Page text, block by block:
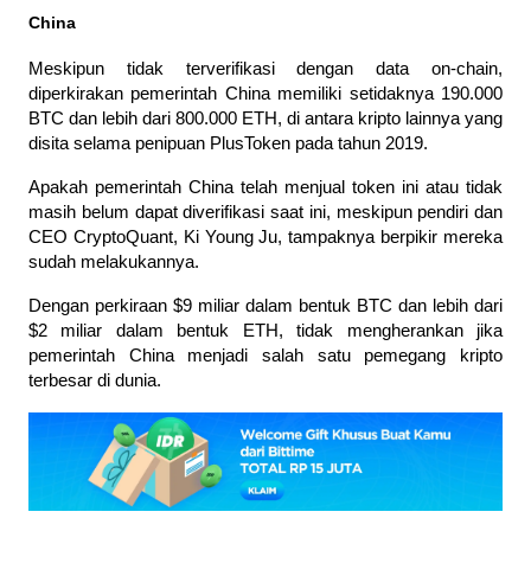
China
Meskipun tidak terverifikasi dengan data on-chain,
diperkirakan pemerintah China memiliki setidaknya 190.000
BTC dan lebih dari 800.000 ETH, di antara kripto lainnya yang
disita selama penipuan PlusToken pada tahun 2019.
Apakah pemerintah China telah menjual token ini atau tidak
masih belum dapat diverifikasi saat ini, meskipun pendiri dan
CEO CryptoQuant, Ki Young Ju, tampaknya berpikir mereka
sudah melakukannya.
Dengan perkiraan $9 miliar dalam bentuk BTC dan lebih dari
$2 miliar dalam bentuk ETH, tidak mengherankan jika
pemerintah China menjadi salah satu pemegang kripto
terbesar di dunia.